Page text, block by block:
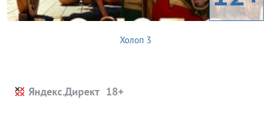
Холоп 3
Яндекс.Директ